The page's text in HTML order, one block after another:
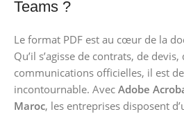
Teams ?
Le format PDF est au cœur de la
Qu’il s’agisse de contrats, de
communications officielles, il est
incontournable. Avec Adobe
Maroc, les entreprises disposent